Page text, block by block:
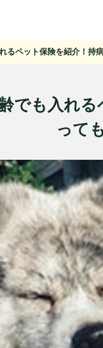
るペット保険を紹介！持
でも入れ
って